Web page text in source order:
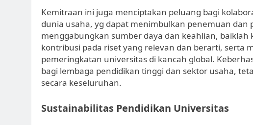
Kemitraan ini juga menciptakan peluang bagi
dunia usaha, yg dapat menimbulkan penemuan
menggabungkan sumber daya dan keahlian,
kontribusi pada riset yang relevan dan berarti, serta
pemeringkatan universitas di kancah global.
bagi lembaga pendidikan tinggi dan sektor usaha,
secara keseluruhan.
Sustainabilitas Pendidikan Universitas